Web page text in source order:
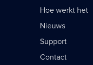
Hoe werkt het
Nieuws
Support
Contact